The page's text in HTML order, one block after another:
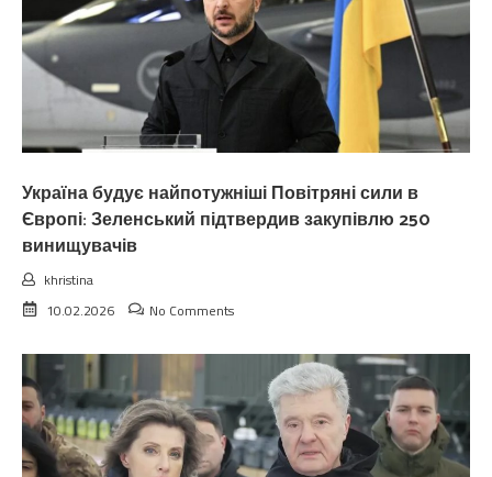
Україна будує найпотужніші Повітряні сили в
Європі: Зеленський підтвердив закупівлю 250
винищувачів
khristina
10.02.2026
No Comments